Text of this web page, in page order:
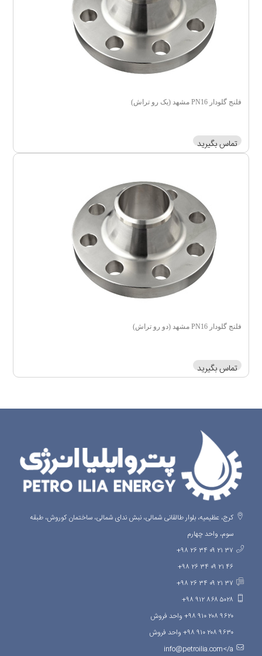
فلنج گلودار PN16 مشهد (یک رو تراش)
تماس بگیرید
فلنج گلودار PN16 مشهد (دو رو تراش)
تماس بگیرید
کرج، عظیمیه، بلوار طالقانی شمالی، نبش ندای شمالی، ساختمان کوروش، طبقه
سوم، واحد چهارم
۳۷ ۲۱ ۰۹ ۳۴ ۲۶ ۹۸+
۴۶ ۲۱ ۰۹ ۳۴ ۲۶ ۹۸+
۳۷ ۲۱ ۰۹ ۳۴ ۲۶ ۹۸+
۵۰۲۸ ۸۶۸ ۹۱۲ ۹۸+
۹۶۲۰ ۲۰۸ ۹۱۰ ۹۸+ واحد فروش
۹۶۳۰ ۲۰۸ ۹۱۰ ۹۸+ واحد فروش
info@petroilia.com</a